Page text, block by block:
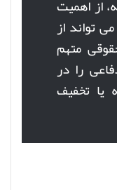
از اهمیت
تواند از
متهم
را در
یا تخفیف